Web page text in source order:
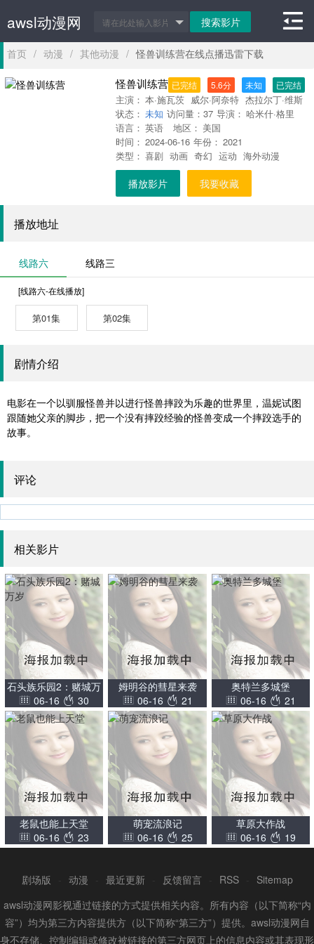
awsl动漫网
首页 / 动漫 / 其他动漫 / 怪兽训练营在线点播迅雷下载
怪兽训练营 已完结 5.6分 未知 已完结
主演： 本·施瓦茨 威尔·阿奈特 杰拉尔丁·维斯
瓦纳坦 泰瑞·克鲁斯 托尼·丹扎 吉米·
塔特罗
弗雷德·迈拉麦德
斯 瑞贝卡·奎恩 迈克尔·巴佛
·A·史密斯
状态： 未知 访问量：37 导演： 哈米什·格里
语言： 英语 地区： 美国
时间： 2024-06-16 年份： 2021
类型： 喜剧 动画 奇幻 运动 海外动漫
播放影片 我要收藏
播放地址
线路六 线路三
[线路六-在线播放]
第01集 第02集
剧情介绍
电影在一个以驯服怪兽并以进行怪兽摔跤为乐趣的世界里，温妮试图
跟随她父亲的脚步，把一个没有摔跤经验的怪兽变成一个摔跤选手的
故事。
评论
相关影片
石头族乐园2：赌城万
岁
06-16 30
姆明谷的彗星来袭
06-16
21
奥特兰多城堡
06-16
21
老鼠也能上天堂
06-16
23
萌宠流浪记
06-16
25
草原大作战
06-16
19
剧场版 动漫 最近更新 反馈留言 RSS
Sitemap
awsl动漫网影视通过链接的方式提供相关内容。所有内容（以下简称“内
容”）均为第三方内容提供方（以下简称“第三方”）提供。awsl动漫网自
身不存储、控制编辑或修改被链接的第三方网页上的信息内容或其表现形